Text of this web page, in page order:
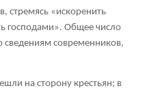
стремясь «искоренить
господами». Общее число
сведениям современников,
на сторону крестьян; в